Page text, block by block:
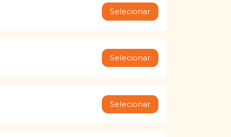
Selecionar
Selecionar
Selecionar